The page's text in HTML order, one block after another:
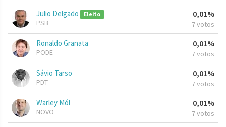
Julio Delgado Eleito
PSB
0,01%
7 votos
Ronaldo Granata
PODE
0,01%
7 votos
Sávio Tarso
PDT
0,01%
7 votos
Warley Mól
NOVO
0,01%
7 votos